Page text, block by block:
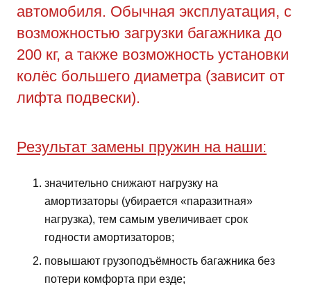
автомобиля. Обычная эксплуатация, с
возможностью загрузки багажника до
200 кг, а также возможность установки
колёс большего диаметра (зависит от
лифта подвески).
Результат замены пружин на наши:
значительно снижают нагрузку на
амортизаторы (убирается «паразитная»
нагрузка), тем самым увеличивает срок
годности амортизаторов;
повышают грузоподъёмность багажника без
потери комфорта при езде;